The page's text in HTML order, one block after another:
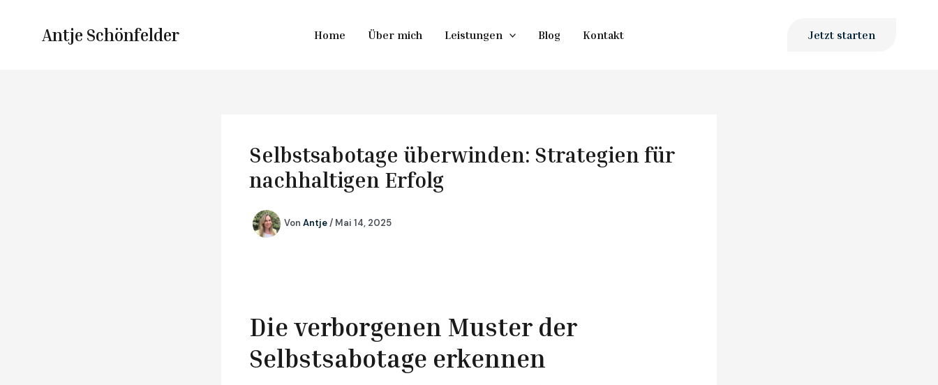
springenAntje Schönfelder Home Über mich Leistungen Blog Kontakt Jetzt starten
Selbstsabotage überwinden: Strategien für
nachhaltigen Erfolg
Von Antje/ Mai 14, 2025
Die verborgenen Muster der
Selbstsabotage erkennen